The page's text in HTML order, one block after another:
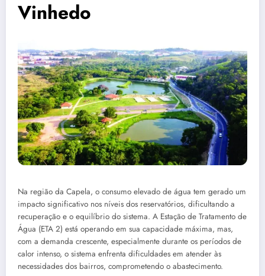
Vinhedo
Na região da Capela, o consumo elevado de água tem gerado um
impacto significativo nos níveis dos reservatórios, dificultando a
recuperação e o equilíbrio do sistema. A Estação de Tratamento de
Água (ETA 2) está operando em sua capacidade máxima, mas,
com a demanda crescente, especialmente durante os períodos de
calor intenso, o sistema enfrenta dificuldades em atender às
necessidades dos bairros, comprometendo o abastecimento.